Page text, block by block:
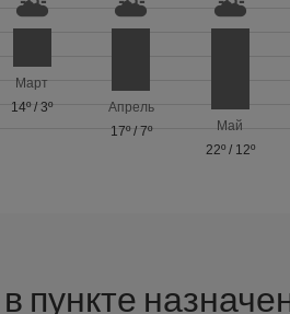
Март
14º/3º
Апрель
17º/ 7º
Май
22º/ 12º
пункте